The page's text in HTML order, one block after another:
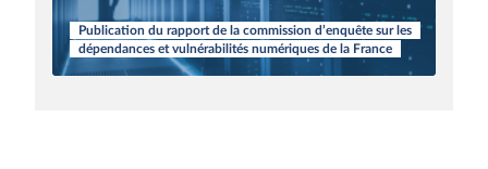
Publication du rapport de la commission d’enquête sur les
dépendances et vulnérabilités numériques de la France